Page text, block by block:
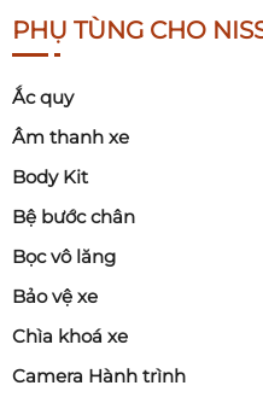
PHỤ TÙNG CHO
Ắc quy
Âm thanh xe
Body Kit
Bệ bước chân
Bọc vô lăng
Bảo vệ xe
Chìa khoá xe
Camera Hành trình